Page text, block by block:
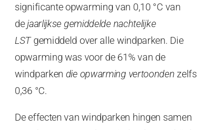
significante opwarming van 0,10 °C van
dejaarlijkse gemiddelde nachtelijke
LSTgemiddeld over alle windparken. Die
opwarming was voor de 61% van de
windparken die opwarming vertoonden zelfs
0,36 °C.
De effecten van windparken hingen samen